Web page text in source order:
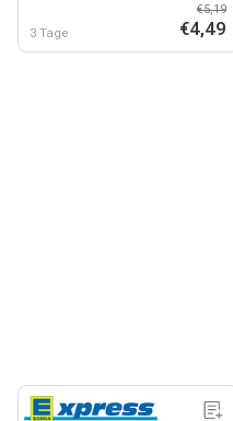
3 Tage
€5,19
€4,49